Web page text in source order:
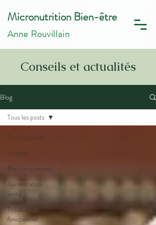
Micronutrition Bien-être
Anne Rouvillain
Conseils et actualités
Blog
Tous les posts
Intestin
Micronutriments
Alimentation
santé
Trouble
fonctionnel
Tous les posts